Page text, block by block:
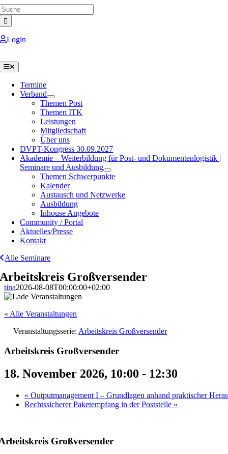
Skip
to
content
Login
Toggle
Navigation
Termine
Verband
Themen Post
Themen ITK
Leistungen
Mitgliedschaft
Über uns
DVPT-Kongress 30.09.2027
Akademie – Weiterbildung für Post- und Dokumentenlogistik |
Seminare und Ausbildung
Themen Schwerpunkte
Kalender
Austausch und Netzwerke
Ausbildung
Inhouse Angebote
Community / Portal
Aktuelles/Presse
Kontakt
Alle Seminare
Arbeitskreis Großversender
tina2026-08-08T00:00:00+02:00
« Alle Veranstaltungen
Veranstaltungsserie: Arbeitskreis Großversender
Arbeitskreis Großversender
18. November 2026, 10:00 - 12:30
« Outputmanagement I – Grundlagen anhand praktischer
Rechtssicherer Paketempfang in der Poststelle »
Großversender